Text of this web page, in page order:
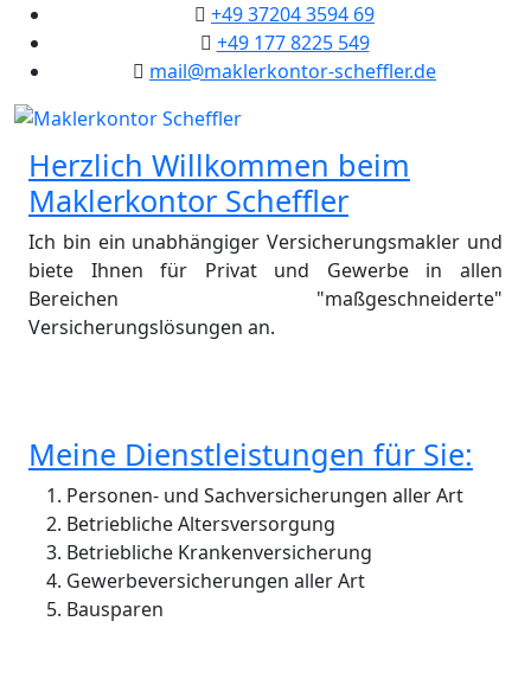
+49 37204 3594 69
+49 177 8225 549
mail@maklerkontor-scheffler.de
Herzlich Willkommen beim
Maklerkontor Scheffler
Ich bin ein unabhängiger Versicherungsmakler und
biete Ihnen für Privat und Gewerbe in allen
Bereichen "maßgeschneiderte"
Versicherungslösungen an.
Meine Dienstleistungen für Sie:
Personen- und Sachversicherungen aller Art
Betriebliche Altersversorgung
Betriebliche Krankenversicherung
Gewerbeversicherungen aller Art
Bausparen